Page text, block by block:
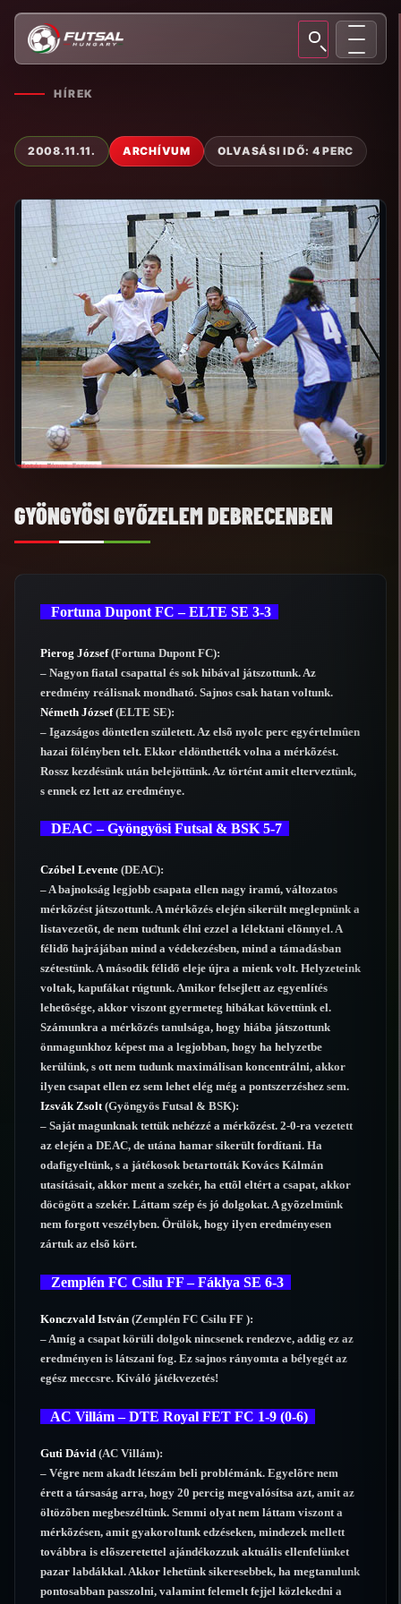
HÍREK
2008.11.11. ARCHÍVUM OLVASÁSI IDŐ: 4 PERC
GYÖNGYÖSI GYŐZELEM DEBRECENBEN
Fortuna Dupont FC – ELTE SE 3-3
Pierog József(Fortuna Dupont FC):
– Nagyon fiatal csapattal és sok hibával játszottunk. Az
eredmény reálisnak mondható. Sajnos csak hatan voltunk.
Németh József(ELTE SE):
– Igazságos döntetlen született. Az elsõ nyolc perc egyértelmûen
hazai fölényben telt. Ekkor eldönthették volna a mérkõzést.
Rossz kezdésünk után belejöttünk. Az történt amit elterveztünk,
s ennek ez lett az eredménye.
DEAC – Gyöngyösi Futsal & BSK 5-7
Czóbel Levente (DEAC):
– A bajnokság legjobb csapata ellen nagy iramú, változatos
mérkõzést játszottunk. A mérkõzés elején sikerült meglepnünk a
listavezetõt, de nem tudtunk élni ezzel a lélektani elõnnyel. A
félidõ hajrájában mind a védekezésben, mind a támadásban
szétestünk. A második félidõ eleje újra a mienk volt. Helyzeteink
voltak, kapufákat rúgtunk. Amikor felsejlett az egyenlítés
lehetõsége, akkor viszont gyermeteg hibákat követtünk el.
Számunkra a mérkõzés tanulsága, hogy hiába játszottunk
önmagunkhoz képest ma a legjobban, hogy ha helyzetbe
kerülünk, s ott nem tudunk maximálisan koncentrálni, akkor
ilyen csapat ellen ez sem lehet elég még a pontszerzéshez sem.
Izsvák Zsolt(Gyöngyös Futsal & BSK):
– Saját magunknak tettük nehézzé a mérkõzést. 2-0-ra vezetett
az elején a DEAC, de utána hamar sikerült fordítani. Ha
odafigyeltünk, s a játékosok betartották Kovács Kálmán
utasításait, akkor ment a szekér, ha ettõl eltért a csapat, akkor
döcögött a szekér. Láttam szép és jó dolgokat. A gyõzelmünk
nem forgott veszélyben. Örülök, hogy ilyen eredményesen
zártuk az elsõ kört.
Zemplén FC Csilu FF – Fáklya SE 6-3
Konczvald István (Zemplén FC Csilu FF ):
– Amíg a csapat körüli dolgok nincsenek rendezve, addig ez az
eredményen is látszani fog. Ez sajnos rányomta a bélyegét az
egész meccsre. Kiváló játékvezetés!
AC Villám – DTE Royal FET FC 1-9 (0-6)
Guti Dávid (AC Villám):
– Végre nem akadt létszám beli problémánk. Egyelõre nem
érett a társaság arra, hogy 20 percig megvalósítsa azt, amit az
öltözõben megbeszéltünk. Semmi olyat nem láttam viszont a
mérkõzésen, amit gyakoroltunk edzéseken, mindezek mellett
továbbra is elõszeretettel ajándékozzuk aktuális ellenfelünket
pazar labdákkal. Akkor lehetünk sikeresebbek, ha megtanulunk
pontosabban passzolni, valamint felemelt fejjel közlekedni a